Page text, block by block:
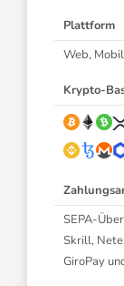
Plattform
Web,
Krypto-
SEPA-
Skrill,
GiroPay